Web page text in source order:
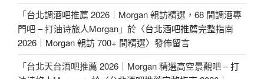
「台北調酒吧推薦 2026｜Morgan 親訪精選，68 間調酒專
門吧 – 打油诗旅人Morgan」於〈台北酒吧推薦完整指南
2026｜Morgan 親訪 700+ 間精選〉發佈留言
「台北天台酒吧推薦 2026｜Morgan 精選高空景觀吧 – 打